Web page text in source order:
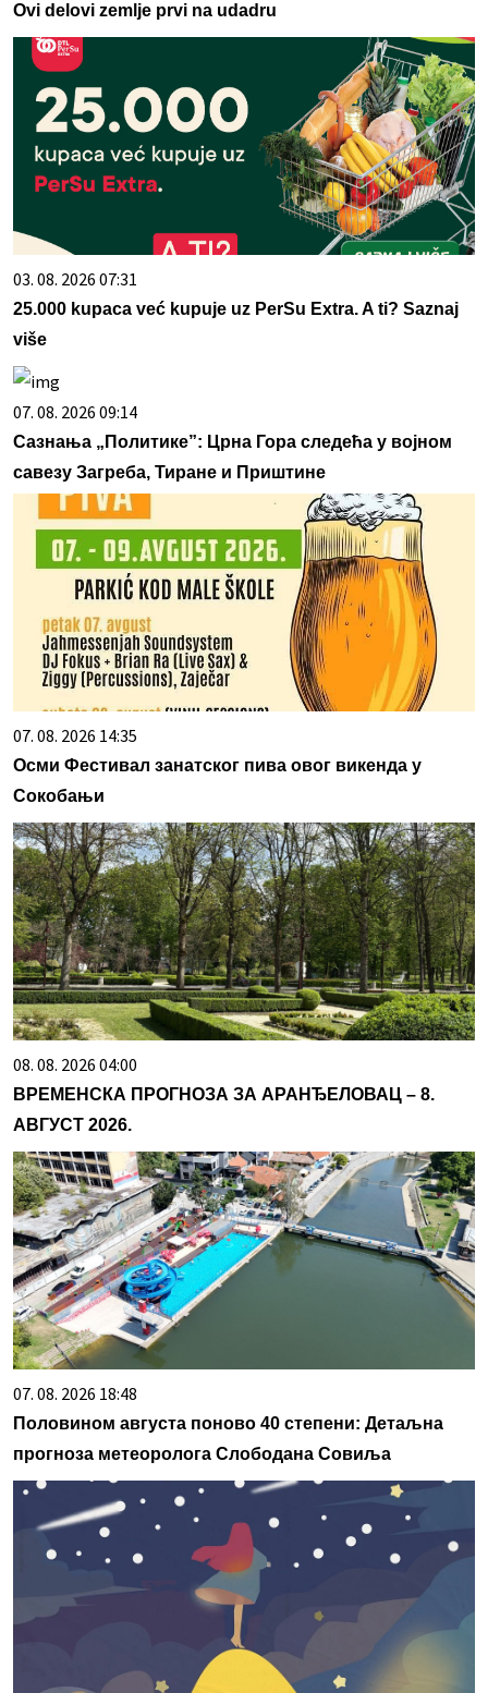
Ovi delovi zemlje prvi na udadru
03. 08. 2026 07:31
25.000 kupaca već kupuje uz PerSu Extra. A ti? Saznaj
više
07. 08. 2026 09:14
Сазнања „Политике”: Црна Гора следећа у војном
савезу Загреба, Тиране и Приштине
07. 08. 2026 14:35
Осми Фестивал занатског пива овог викенда у
Сокобањи
08. 08. 2026 04:00
ВРЕМЕНСКА ПРОГНОЗА ЗА АРАНЂЕЛОВАЦ – 8.
АВГУСТ 2026.
07. 08. 2026 18:48
Половином августа поново 40 степени: Детаљна
прогноза метеоролога Слободана Совиља